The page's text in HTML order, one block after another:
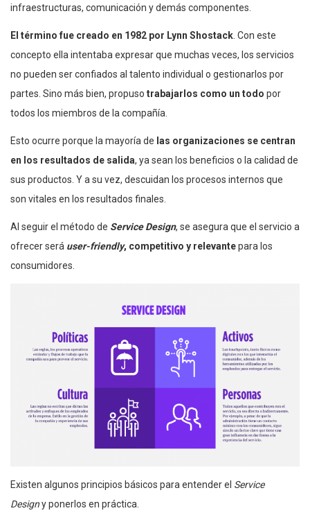
infraestructuras, comunicación y demás componentes.
El término fue creado en 1982 por Lynn Shostack. Con este
concepto ella intentaba expresar que muchas veces, los servicios
no pueden ser confiados al talento individual o gestionarlos por
partes. Sino más bien, propuso trabajarlos como un todo por
todos los miembros de la compañía.
Esto ocurre porque la mayoría de las organizaciones se centran
en los resultados de salida, ya sean los beneficios o la calidad de
sus productos. Y a su vez, descuidan los procesos internos que
son vitales en los resultados finales.
Al seguir el método de Service Design, se asegura que el servicio a
ofrecer será user-friendly, competitivo y relevantepara los
consumidores.
Existen algunos principios básicos para entender el Service
Designy ponerlos en práctica.